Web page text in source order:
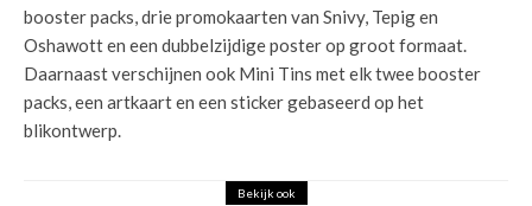
booster packs, drie promokaarten van Snivy, Tepig en
Oshawott en een dubbelzijdige poster op groot formaat.
Daarnaast verschijnen ook Mini Tins met elk twee booster
packs, een artkaart en een sticker gebaseerd op het
blikontwerp.
Bekijk ook